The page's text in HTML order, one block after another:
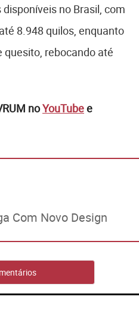
no Brasil, com
8.948 quilos, enquanto
quesito, rebocando até
noYouTubee
Com Novo Design